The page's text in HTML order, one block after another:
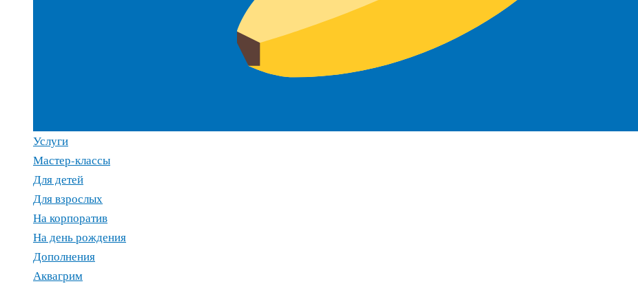
Услуги
Мастер-классы
Для детей
Для взрослых
На корпоратив
На день рождения
Дополнения
Аквагрим